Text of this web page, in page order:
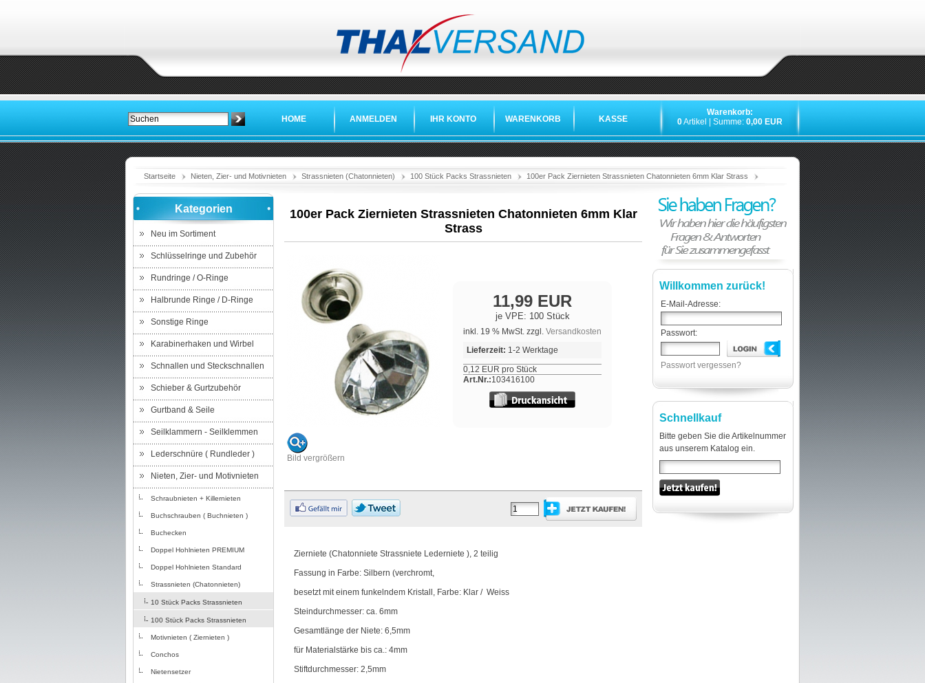
HOME ANMELDEN IHR KONTO WARENKORB KASSE
Warenkorb:
0Artikel | Summe: 0,00 EUR
Startseite Nieten, Zier- und Motivnieten Strassnieten (Chatonnieten) 100 Stück Packs Strassnieten 100er Pack Ziernieten Strassnieten Chatonnieten 6mm Klar Strass
Kategorien
Neu im Sortiment
Schlüsselringe und Zubehör
Rundringe / O-Ringe
Halbrunde Ringe / D-Ringe
Sonstige Ringe
Karabinerhaken und Wirbel
Schnallen und Steckschnallen
Schieber & Gurtzubehör
Gurtband & Seile
Seilklammern - Seilklemmen
Lederschnüre ( Rundleder )
Nieten, Zier- und Motivnieten
Schraubnieten + Killernieten
Buchschrauben ( Buchnieten )
Buchecken
Doppel Hohlnieten PREMIUM
Doppel Hohlnieten Standard
Strassnieten (Chatonnieten)
10 Stück Packs Strassnieten
100 Stück Packs Strassnieten
Motivnieten ( Ziernieten )
Conchos
Nietensetzer
100er Pack Ziernieten Strassnieten Chatonnieten 6mm Klar
Strass
Bild vergrößern
11,99 EUR
je VPE: 100 Stück
inkl. 19 % MwSt. zzgl. Versandkosten
Lieferzeit: 1-2 Werktage
0,12 EUR pro Stück
Art.Nr.:103416100
Zierniete (Chatonniete Strassniete Lederniete ), 2 teilig
Fassung in Farbe: Silbern (verchromt,
besetzt mit einem funkelndem Kristall, Farbe: Klar / Weiss
Steindurchmesser: ca. 6mm
Gesamtlänge der Niete: 6,5mm
für Materialstärke bis ca.: 4mm
Stiftdurchmesser: 2,5mm
Willkommen zurück!
E-Mail-Adresse:
Passwort:
Passwort vergessen?
Schnellkauf
Bitte geben Sie die Artikelnummer
aus unserem Katalog ein.